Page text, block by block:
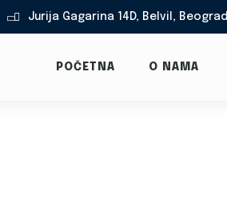
 Jurija Gagarina 14D, Belvil, Beograd
POČETNA O NAMA